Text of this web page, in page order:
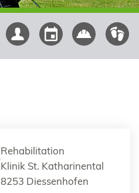
Rehabilitation
Klinik St. Katharinental
8253 Diessenhofen